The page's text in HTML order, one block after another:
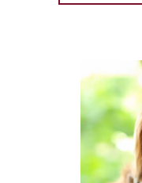
Diesel est un